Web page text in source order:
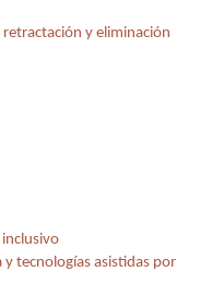
y eliminación
inclusivo
y tecnologías asistidas por